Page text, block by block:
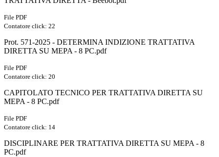
File PDF
Contatore click: 22
Prot. 571-2025 - DETERMINA INDIZIONE TRATTATIVA
DIRETTA SU MEPA - 8 PC.pdf
File PDF
Contatore click: 20
CAPITOLATO TECNICO PER TRATTATIVA DIRETTA SU
MEPA - 8 PC.pdf
File PDF
Contatore click: 14
DISCIPLINARE PER TRATTATIVA DIRETTA SU MEPA - 8
PC.pdf